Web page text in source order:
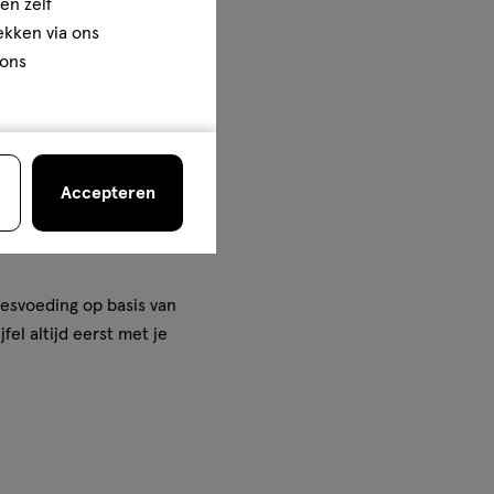
fles in eigen beheer.
die de opvolgmelk
Uiteraard voldoen
een veilig en compleet
overstapt op
op basis van
altijd eerst met je
zelf
via ons
Accepteren